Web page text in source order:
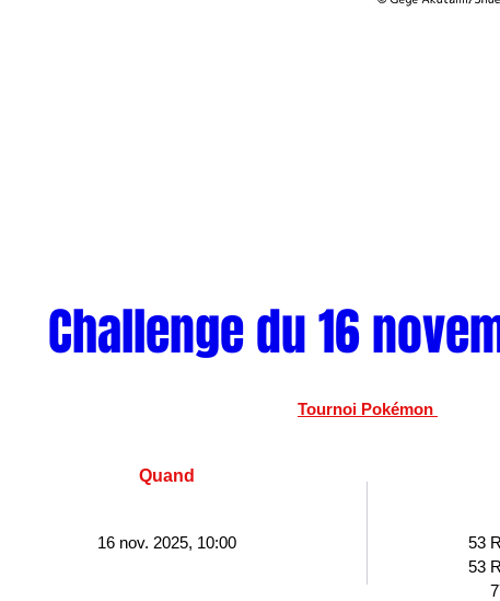
Challenge du 16
Tournoi Pokémon
Quand
16 nov. 2025, 10:00 53
53